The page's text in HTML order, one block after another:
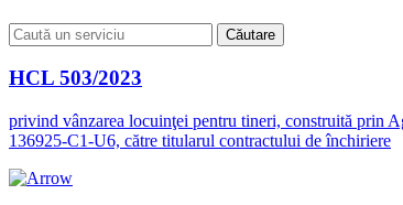
Căutare
HCL 503/2023
privind vânzarea locuinţei pentru tineri, construită prin
136925-C1-U6, către titularul contractului de închiriere